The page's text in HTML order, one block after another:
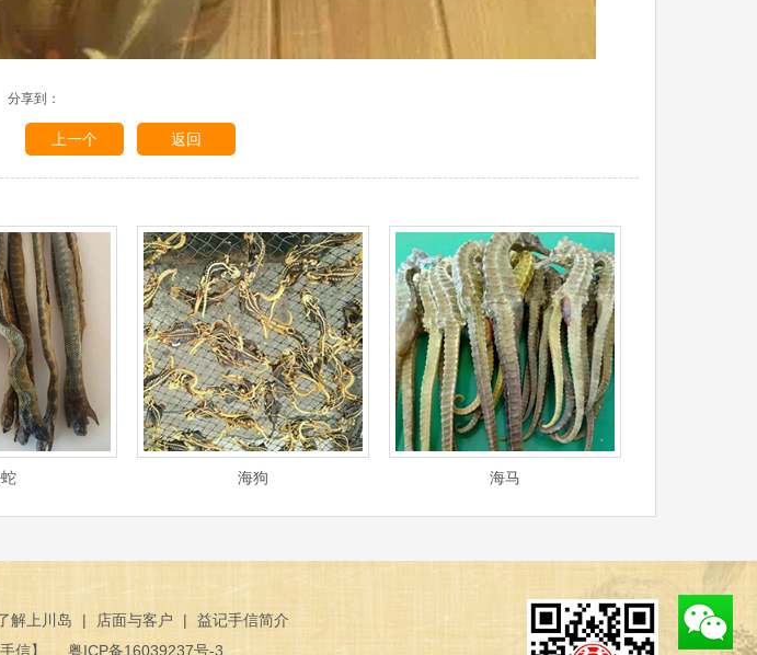
分享到：
上一个 返回
海狗 海马
解上川岛 | 店面与客户 |
益记手信简介
手信】 粤ICP备16039237号-3